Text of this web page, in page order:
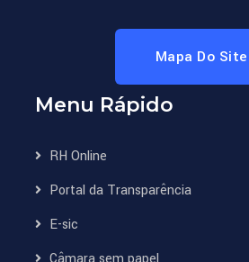
Mapa Do Site
Menu Rápido
RH Online
Portal da Transparência
E-sic